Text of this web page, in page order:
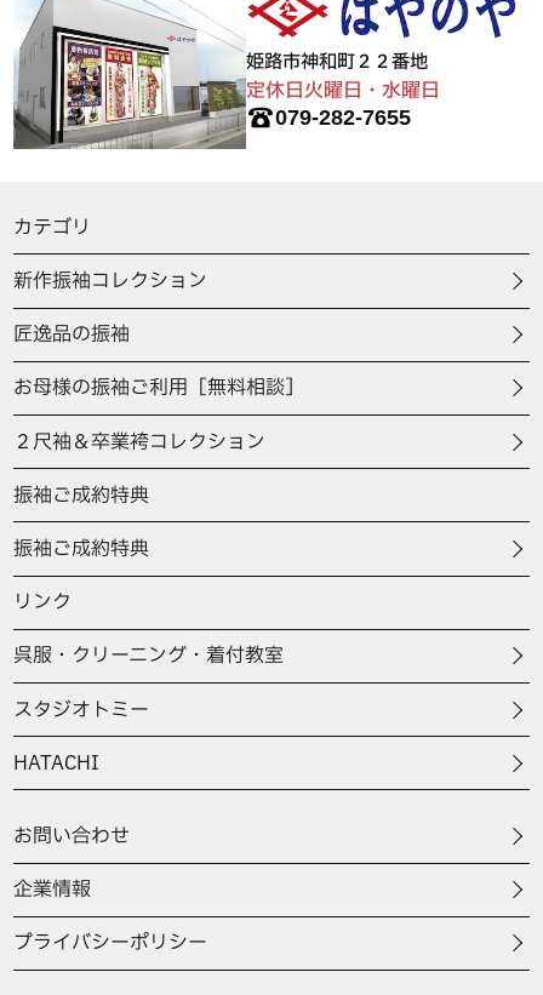
姫路市神和町２２番地
定休日火曜日・水曜日
079-282-7655
カテゴリ
新作振袖コレクション
匠逸品の振袖
お母様の振袖ご利用［無料相談］
２尺袖＆卒業袴コレクション
振袖ご成約特典
振袖ご成約特典
リンク
呉服・クリーニング・着付教室
スタジオトミー
HATACHI
お問い合わせ
企業情報
プライバシーポリシー